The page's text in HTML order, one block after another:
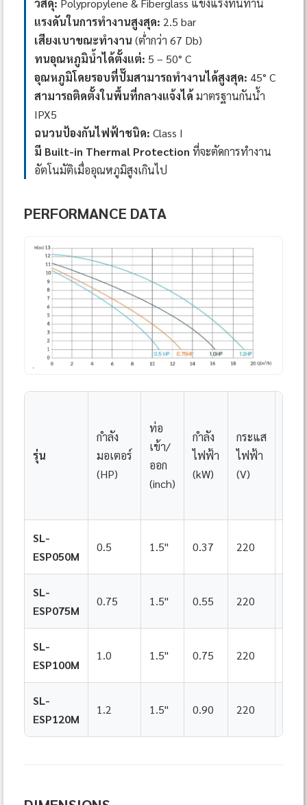
วัสดุ: Polypropylene & Fiberglass แข็งแรงทนทาน
แรงดันในการทำงานสูงสุด: 2.5 bar
เสียงเบาขณะทำงาน (ต่ำกว่า 67 Db)
ทนอุณหภูมิน้ำได้ตั้งแต่: 5 – 50° C
อุณหภูมิโดยรอบที่ปั๊มสามารถทำงานได้สูงสุด: 45° C
สามารถติดตั้งในพื้นที่กลางแจ้งได้ มาตรฐานกันน้ำ
IPX5
ฉนวนป้องกันไฟฟ้าชนิด: Class I
มี Built-in Thermal Protection ที่จะตัดการทำงาน
อัตโนมัติเมื่ออุณหภูมิสูงเกินไป
PERFORMANCE DATA
รุ่น
กำลัง
มอเตอร์
(HP)
ท่อ
เข้า/
ออก
(inch)
กำลัง
ไฟฟ้า
(kW)
กระแส
ไฟฟ้า
(V)
SL-
ESP050M
0.5 1.5" 0.37 220
SL-
ESP075M
0.75 1.5" 0.55 220
SL-
ESP100M
1.0 1.5" 0.75 220
SL-
ESP120M
1.2 1.5" 0.90 220